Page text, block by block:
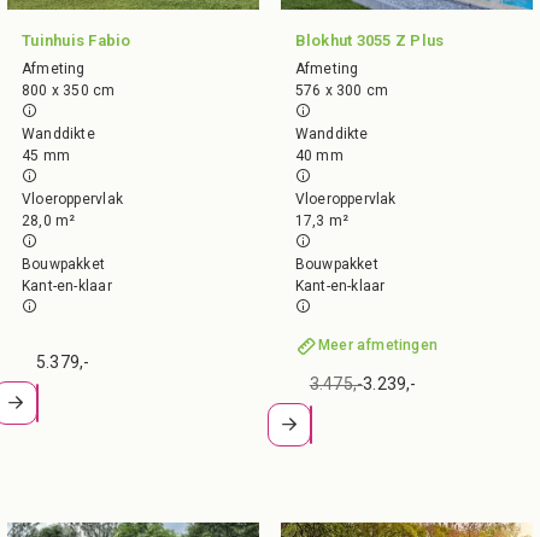
Tuinhuis Fabio
Afmeting
800 x 350 cm
Wanddikte
45 mm
Vloeroppervlak
28,0 m²
Bouwpakket
Kant-en-klaar
5.379,-
Blokhut 3055 Z Plus
Afmeting
576 x 300 cm
Wanddikte
40 mm
Vloeroppervlak
17,3 m²
Bouwpakket
Kant-en-klaar
Meer afmetingen
3.475,-3.239,-